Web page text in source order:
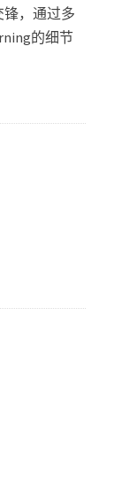
，通过多
的细节